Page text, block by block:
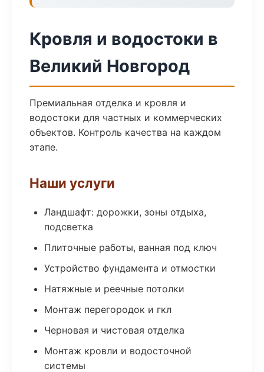
Кровля и водостоки в
Великий Новгород
Премиальная отделка и кровля и
водостоки для частных и коммерческих
объектов. Контроль качества на каждом
этапе.
Наши услуги
Ландшафт: дорожки, зоны отдыха,
подсветка
Плиточные работы, ванная под ключ
Устройство фундамента и отмостки
Натяжные и реечные потолки
Монтаж перегородок и гкл
Черновая и чистовая отделка
Монтаж кровли и водосточной
системы